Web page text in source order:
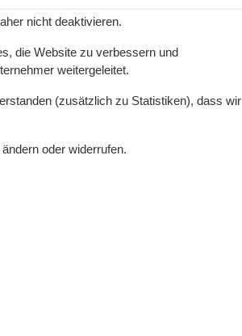
nicht deaktivieren.
die Website zu verbessern und
weitergeleitet.
(zusätzlich zu Statistiken), dass wir
oder widerrufen.